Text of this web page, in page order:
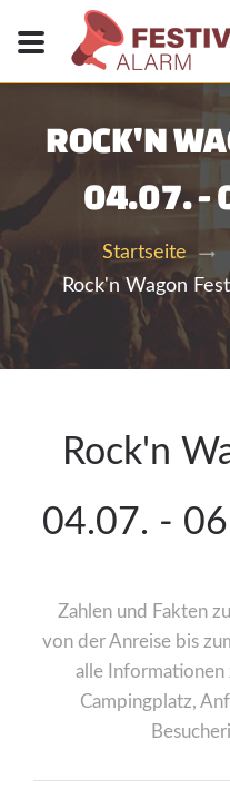
ROCK'N
04.07. -
Startseite
Rock'n Wagon
Rock'n
04.07. -
Zahlen und Fakten
von der Anreise bis
alle Informationen
Campingplatz,